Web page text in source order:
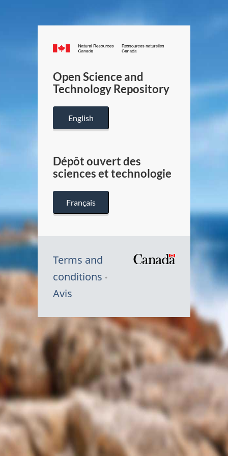
Canada.ca
/
Canada
Open Science and
Technology Repository
English
Dépôt ouvert des
sciences et technologie
Français
Terms and
conditions
Avis
Symbole
du
Canada